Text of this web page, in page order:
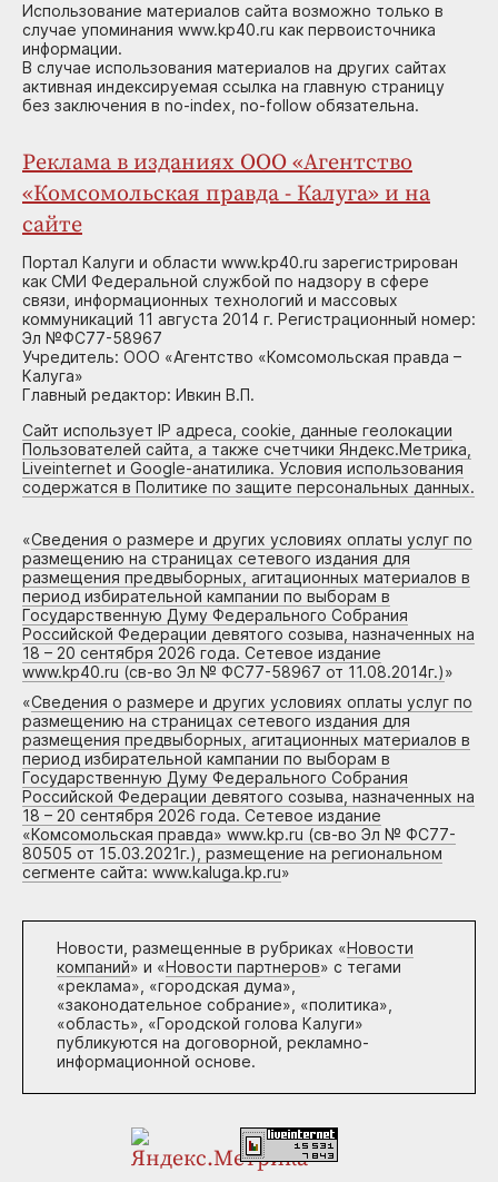
Использование материалов сайта возможно только в
случае упоминания www.kp40.ru как первоисточника
информации.
В случае использования материалов на других сайтах
активная индексируемая ссылка на главную страницу
без заключения в no-index, no-follow обязательна.
Реклама в изданиях ООО «Агентство
«Комсомольская правда - Калуга» и на
сайте
Портал Калуги и области www.kp40.ru зарегистрирован
как СМИ Федеральной службой по надзору в сфере
связи, информационных технологий и массовых
коммуникаций 11 августа 2014 г. Регистрационный номер:
Эл №ФС77-58967
Учредитель: ООО «Агентство «Комсомольская правда –
Калуга»
Главный редактор: Ивкин В.П.
Сайт использует IP адреса, cookie, данные геолокации
Пользователей сайта, а также счетчики Яндекс.Метрика,
Liveinternet и Google-анатилика. Условия использования
содержатся в Политике по защите персональных данных.
«Сведения о размере и других условиях оплаты услуг по
размещению на страницах сетевого издания для
размещения предвыборных, агитационных материалов в
период избирательной кампании по выборам в
Государственную Думу Федерального Собрания
Российской Федерации девятого созыва, назначенных на
18 – 20 сентября 2026 года. Сетевое издание
www.kp40.ru (св-во Эл № ФС77-58967 от 11.08.2014г.)»
«Сведения о размере и других условиях оплаты услуг по
размещению на страницах сетевого издания для
размещения предвыборных, агитационных материалов в
период избирательной кампании по выборам в
Государственную Думу Федерального Собрания
Российской Федерации девятого созыва, назначенных на
18 – 20 сентября 2026 года. Сетевое издание
«Комсомольская правда» www.kp.ru (св-во Эл № ФС77-
80505 от 15.03.2021г.), размещение на региональном
сегменте сайта: www.kaluga.kp.ru»
Новости, размещенные в рубриках «Новости
компаний» и «Новости партнеров» с тегами
«реклама», «городская дума»,
«законодательное собрание», «политика»,
«область», «Городской голова Калуги»
публикуются на договорной, рекламно-
информационной основе.